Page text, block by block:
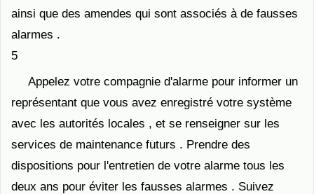
ainsi que des amendes qui sont associés à de fausses
alarmes .
5
Appelez votre compagnie d'alarme pour informer un
représentant que vous avez enregistré votre système
avec les autorités locales , et se renseigner sur les
services de maintenance futurs . Prendre des
dispositions pour l'entretien de votre alarme tous les
deux ans pour éviter les fausses alarmes . Suivez